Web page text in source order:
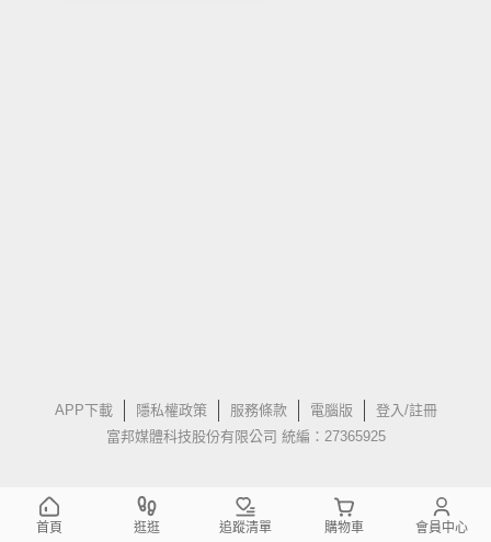
APP下載 隱私權政策 服務條款 電腦版
登入/註冊
富邦媒體科技股份有限公司 統編：27365925
首頁 逛逛 追蹤清單 購物車 會員中心